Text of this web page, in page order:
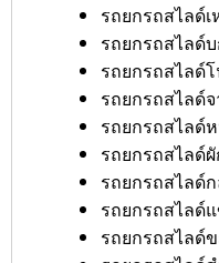
รถยกรถสไลด์เ
รถยกรถสไลด์
รถยกรถสไลด์
รถยกรถสไลด์
รถยกรถสไลด์
รถยกรถสไลด์
รถยกรถสไลด์
รถยกรถสไลด์
รถยกรถสไลด์